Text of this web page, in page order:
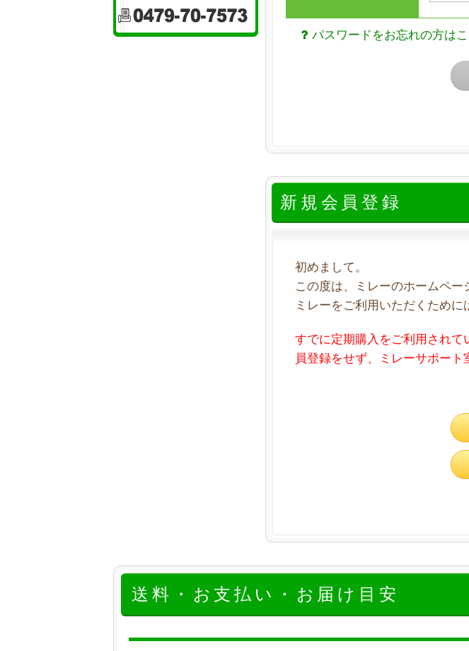
パスワードをお忘れの方は
新規会員登録
初めまして。
この度は、ミレーのホームペー
ミレーをご利用いただくために
すでに定期購入をご利用され
員登録をせず、ミレーサポート
送料・お支払い・お届け目安